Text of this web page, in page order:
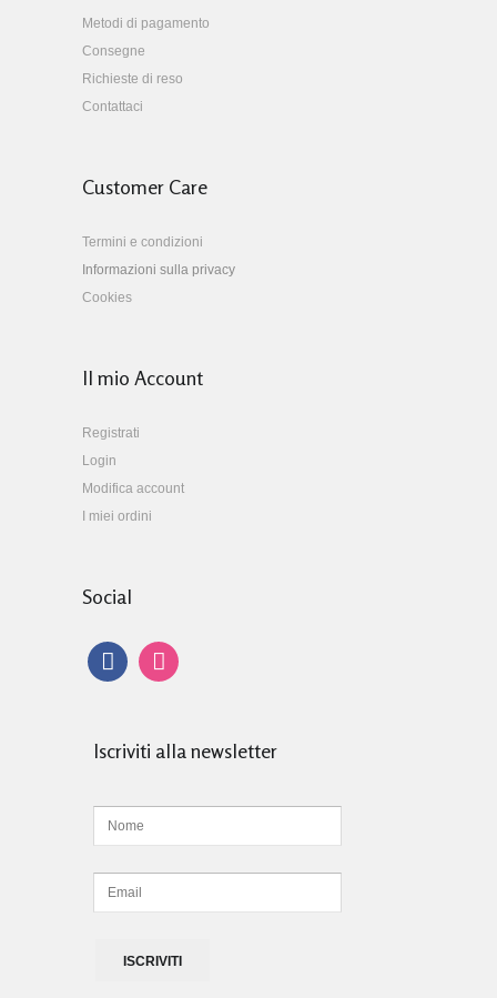
Metodi di pagamento
Consegne
Richieste di reso
Contattaci
Customer Care
Termini e condizioni
Informazioni sulla privacy
Cookies
Il mio Account
Registrati
Login
Modifica account
I miei ordini
Social
Iscriviti alla newsletter